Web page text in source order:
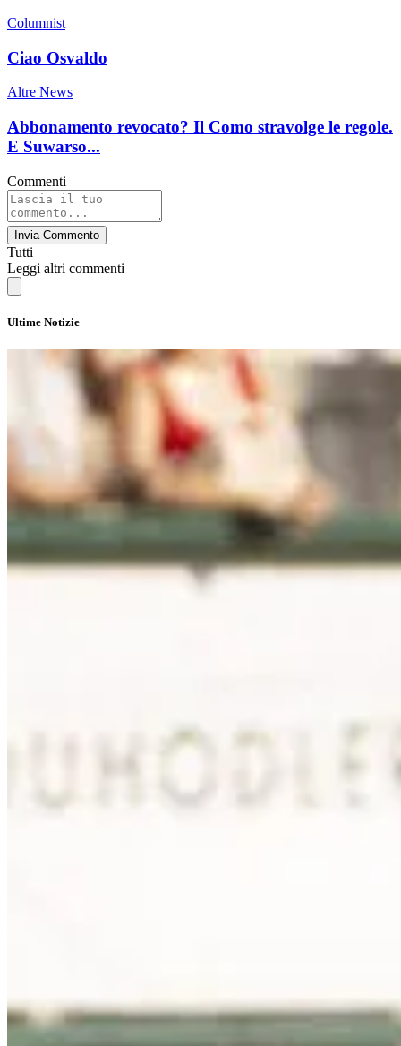
Columnist
Ciao Osvaldo
Altre News
Abbonamento revocato? Il Como stravolge le regole.
E Suwarso...
Commenti
Invia Commento
Tutti
Leggi altri commenti
Ultime Notizie